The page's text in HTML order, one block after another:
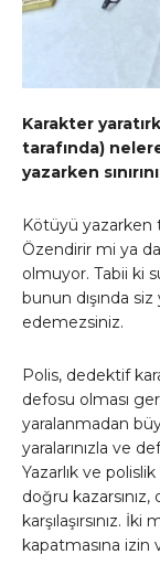
Karakter
tarafında)
yazarken
Kötüyü yazarken
Özendirir mi ya
olmuyor. Tabii ki
bunun dışında siz
edemezsiniz.
Polis, dedektif
defosu olması
yaralanmadan
yaralarınızla ve
Yazarlık ve
doğru
karşılaşırsınız.
kapatmasına izin